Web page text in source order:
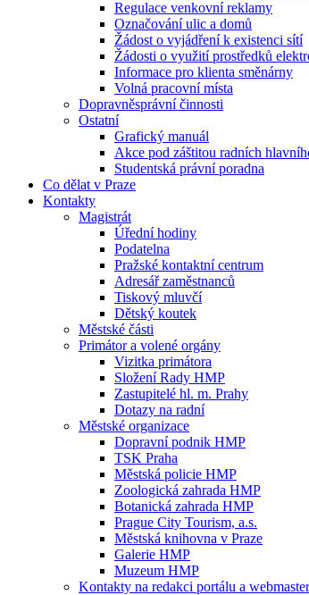
Regulace venkovní reklamy
Označování ulic a domů
Žádost o vyjádření k existenci sítí
Žádosti o využití prostředků
Informace pro klienta směnárny
Volná pracovní místa
Dopravněsprávní činnosti
Ostatní
Grafický manuál
Akce pod záštitou radních
Studentská právní poradna
Co dělat v Praze
Kontakty
Magistrát
Úřední hodiny
Podatelna
Pražské kontaktní centrum
Adresář zaměstnanců
Tiskový mluvčí
Dětský koutek
Městské části
Primátor a volené orgány
Vizitka primátora
Složení Rady HMP
Zastupitelé hl. m. Prahy
Dotazy na radní
Městské organizace
Dopravní podnik HMP
TSK Praha
Městská policie HMP
Zoologická zahrada HMP
Botanická zahrada HMP
Prague City Tourism, a.s.
Městská knihovna v Praze
Galerie HMP
Muzeum HMP
Kontakty na redakci portálu a